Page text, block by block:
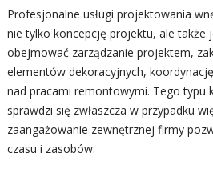
Profesjonalne usługi projektowania
nie tylko koncepcję projektu, ale także
obejmować zarządzanie projektem,
elementów dekoracyjnych,
nad pracami remontowymi. Tego typu
sprawdzi się zwłaszcza w przypadku
zaangażowanie zewnętrznej firmy
czasu i zasobów.